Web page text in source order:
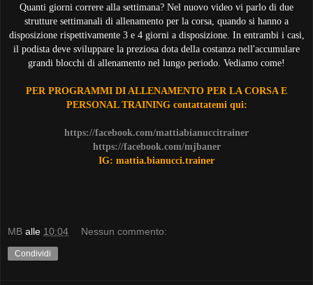
Quanti giorni correre alla settimana? Nel nuovo video vi parlo di due
strutture settimanali di allenamento per la corsa, quando si hanno a
disposizione rispettivamente 3 e 4 giorni a disposizione. In entrambi i casi,
il podista deve sviluppare la preziosa dota della costanza nell'accumulare
grandi blocchi di allenamento nel lungo periodo. Vediamo come!
PER PROGRAMMI DI ALLENAMENTO PER LA CORSA E
PERSONAL TRAINING contattatemi qui:
https://facebook.com/mattiabianuccitrainer
https://facebook.com/mjbaner
IG: mattia.bianucci.trainer
MB alle 10:04 Nessun commento:
Condividi